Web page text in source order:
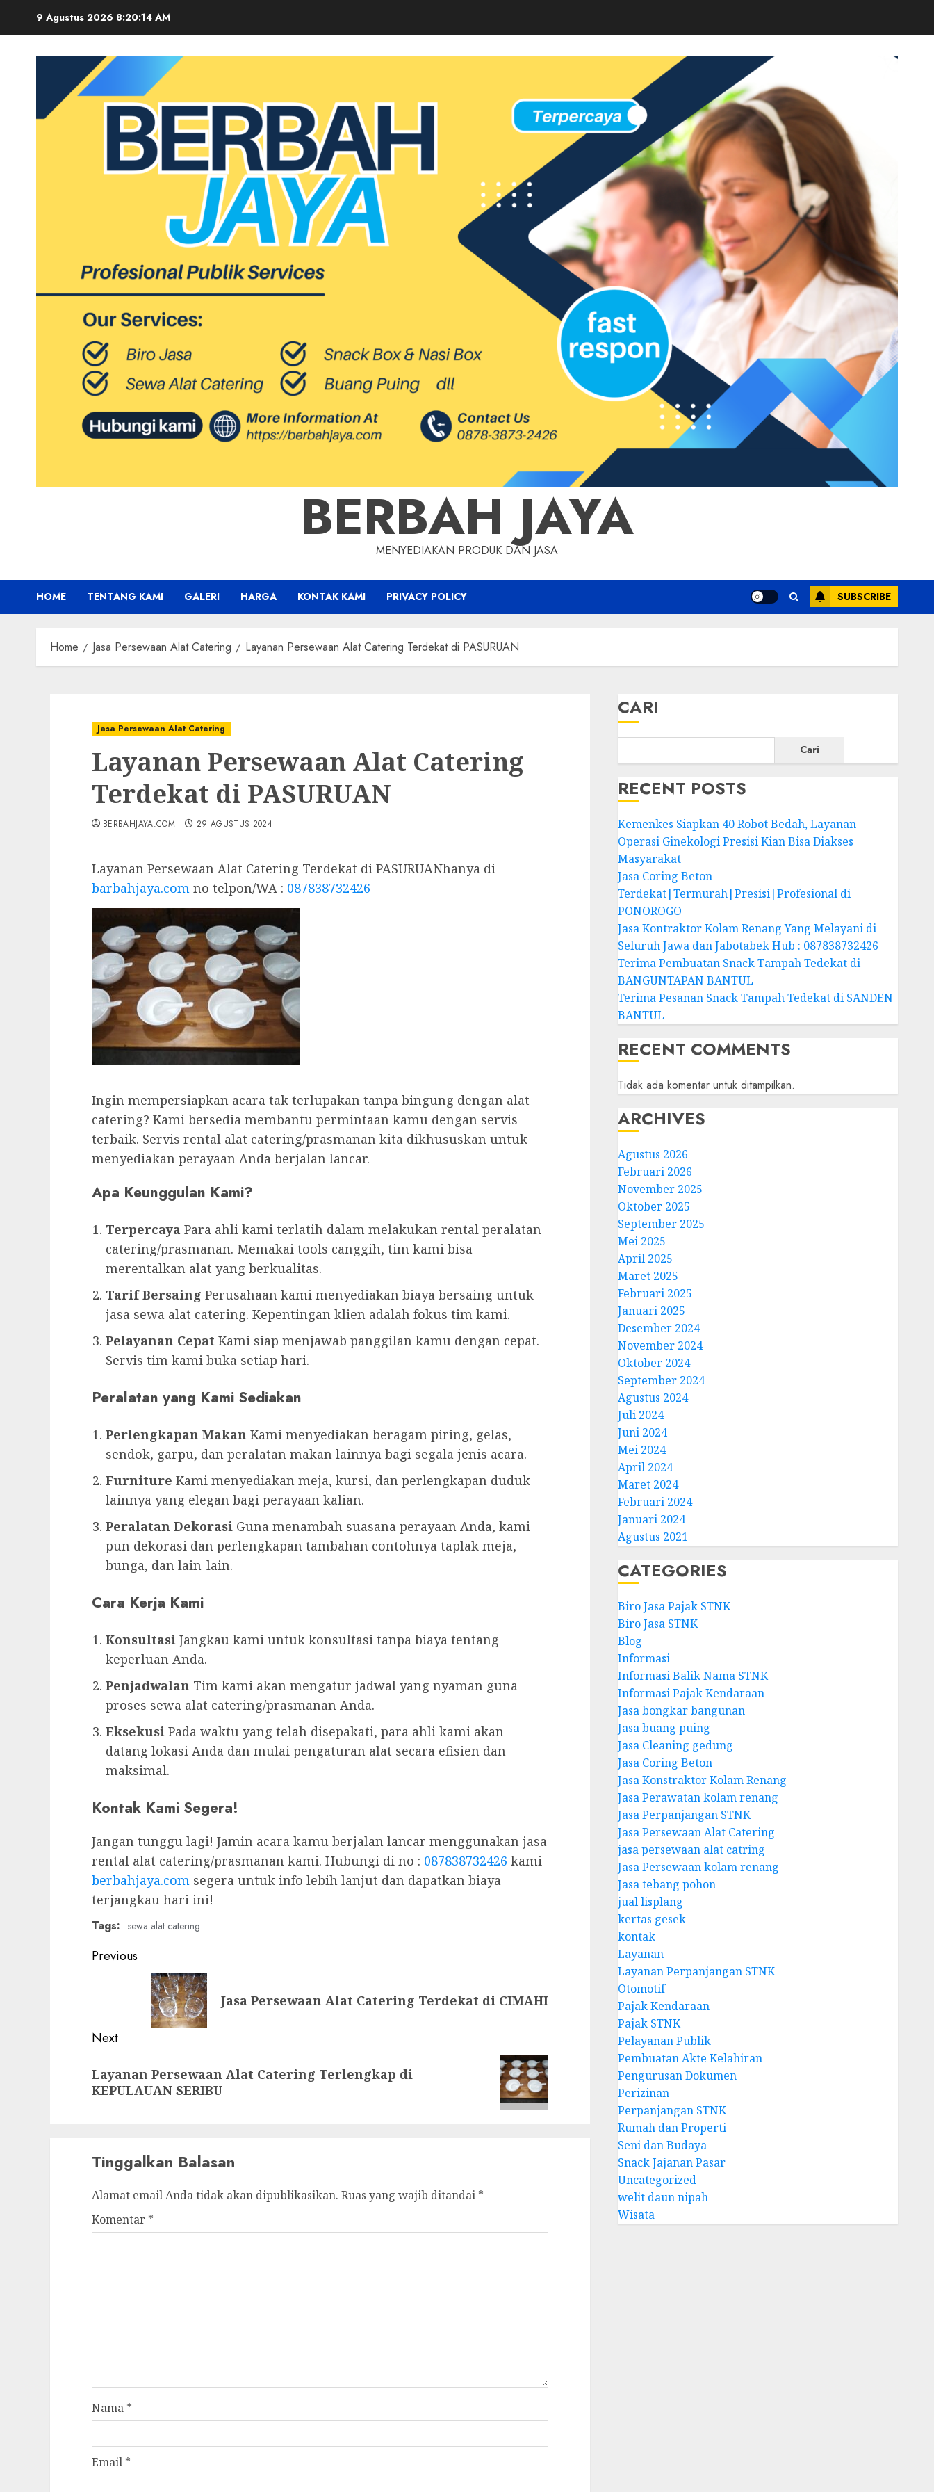
9 Agustus 2026 8:20:15 AM
BERBAH JAYA
MENYEDIAKAN PRODUK DAN JASA
HOME TENTANG KAMI GALERI HARGA KONTAK KAMI PRIVACY POLICY SUBSCRIBE
Home Jasa Persewaan Alat Catering Layanan Persewaan Alat Catering Terdekat di PASURUAN
Jasa Persewaan Alat Catering
Layanan Persewaan Alat Catering
Terdekat di PASURUAN
BERBAHJAYA.COM 29 AGUSTUS 2024
Layanan Persewaan Alat Catering Terdekat di PASURUANhanya di
barbahjaya.com no telpon/WA : 087838732426
Ingin mempersiapkan acara tak terlupakan tanpa bingung dengan alat
catering? Kami bersedia membantu permintaan kamu dengan servis
terbaik. Servis rental alat catering/prasmanan kita dikhususkan untuk
menyediakan perayaan Anda berjalan lancar.
Apa Keunggulan Kami?
Terpercaya Para ahli kami terlatih dalam melakukan rental peralatan
catering/prasmanan. Memakai tools canggih, tim kami bisa
merentalkan alat yang berkualitas.
Tarif Bersaing Perusahaan kami menyediakan biaya bersaing untuk
jasa sewa alat catering. Kepentingan klien adalah fokus tim kami.
Pelayanan Cepat Kami siap menjawab panggilan kamu dengan cepat.
Servis tim kami buka setiap hari.
Peralatan yang Kami Sediakan
Perlengkapan Makan Kami menyediakan beragam piring, gelas,
sendok, garpu, dan peralatan makan lainnya bagi segala jenis acara.
Furniture Kami menyediakan meja, kursi, dan perlengkapan duduk
lainnya yang elegan bagi perayaan kalian.
Peralatan Dekorasi Guna menambah suasana perayaan Anda, kami
pun dekorasi dan perlengkapan tambahan contohnya taplak meja,
bunga, dan lain-lain.
Cara Kerja Kami
Konsultasi Jangkau kami untuk konsultasi tanpa biaya tentang
keperluan Anda.
Penjadwalan Tim kami akan mengatur jadwal yang nyaman guna
proses sewa alat catering/prasmanan Anda.
Eksekusi Pada waktu yang telah disepakati, para ahli kami akan
datang lokasi Anda dan mulai pengaturan alat secara efisien dan
maksimal.
Kontak Kami Segera!
Jangan tunggu lagi! Jamin acara kamu berjalan lancar menggunakan jasa
rental alat catering/prasmanan kami. Hubungi di no : 087838732426 kami
berbahjaya.com segera untuk info lebih lanjut dan dapatkan biaya
terjangkau hari ini!
Tags: sewa alat catering
Post
navigation
Previous
Jasa Persewaan Alat Catering Terdekat di CIMAHI
Next
post:
Layanan Persewaan Alat Catering Terlengkap di
KEPULAUAN SERIBU
Tinggalkan Balasan
Alamat email Anda tidak akan dipublikasikan. Ruas yang wajib ditandai *
Komentar *
Nama *
Email *
CARI
Cari
RECENT POSTS
Kemenkes Siapkan 40 Robot Bedah, Layanan
Operasi Ginekologi Presisi Kian Bisa Diakses
Masyarakat
Jasa Coring Beton
Terdekat|Termurah|Presisi|Profesional di
PONOROGO
Jasa Kontraktor Kolam Renang Yang Melayani di
Seluruh Jawa dan Jabotabek Hub : 087838732426
Terima Pembuatan Snack Tampah Tedekat di
BANGUNTAPAN BANTUL
Terima Pesanan Snack Tampah Tedekat di SANDEN
BANTUL
RECENT COMMENTS
Tidak ada komentar untuk ditampilkan.
ARCHIVES
Agustus 2026
Februari 2026
November 2025
Oktober 2025
September 2025
Mei 2025
April 2025
Maret 2025
Februari 2025
Januari 2025
Desember 2024
November 2024
Oktober 2024
September 2024
Agustus 2024
Juli 2024
Juni 2024
Mei 2024
April 2024
Maret 2024
Februari 2024
Januari 2024
Agustus 2021
CATEGORIES
Biro Jasa Pajak STNK
Biro Jasa STNK
Blog
Informasi
Informasi Balik Nama STNK
Informasi Pajak Kendaraan
Jasa bongkar bangunan
Jasa buang puing
Jasa Cleaning gedung
Jasa Coring Beton
Jasa Konstraktor Kolam Renang
Jasa Perawatan kolam renang
Jasa Perpanjangan STNK
Jasa Persewaan Alat Catering
jasa persewaan alat catring
Jasa Persewaan kolam renang
Jasa tebang pohon
jual lisplang
kertas gesek
kontak
Layanan
Layanan Perpanjangan STNK
Otomotif
Pajak Kendaraan
Pajak STNK
Pelayanan Publik
Pembuatan Akte Kelahiran
Pengurusan Dokumen
Perizinan
Perpanjangan STNK
Rumah dan Properti
Seni dan Budaya
Snack Jajanan Pasar
Uncategorized
welit daun nipah
Wisata